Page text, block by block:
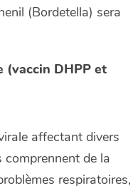
(Bordetella) sera
(vaccin DHPP et
affectant divers
comprennent de la
respiratoires,